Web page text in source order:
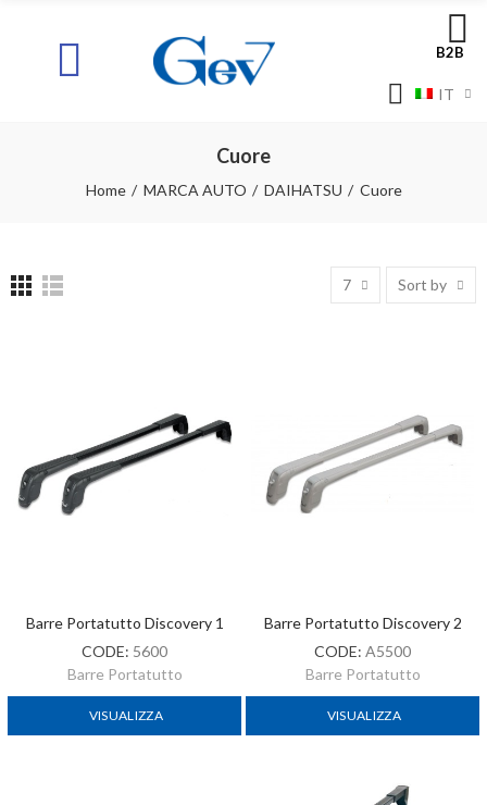
B2B
IT
Cuore
Home MARCA AUTO DAIHATSU Cuore
7 Sort by
Barre Portatutto Discovery 1
CODE: 5600
Barre Portatutto
VISUALIZZA
Barre Portatutto Discovery 2
CODE: A5500
Barre Portatutto
VISUALIZZA